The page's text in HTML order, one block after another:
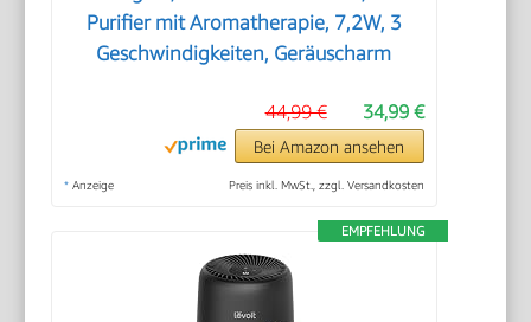
Purifier mit Aromatherapie, 7,2W, 3
Geschwindigkeiten, Geräuscharm
34,99 €
44,99 €
Bei Amazon ansehen
* Anzeige Preis inkl. MwSt., zzgl. Versandkosten
EMPFEHLUNG